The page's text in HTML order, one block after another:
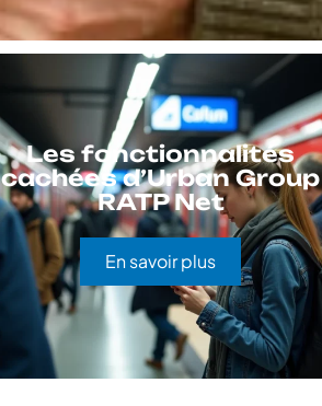
Les fonctionnalités
cachées d’Urban Group
RATP Net
En savoir plus